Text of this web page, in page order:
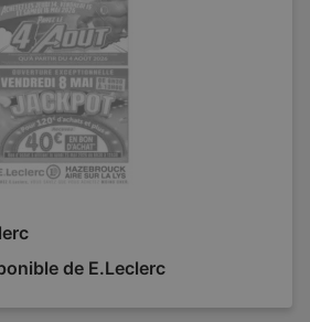
de E.Leclerc